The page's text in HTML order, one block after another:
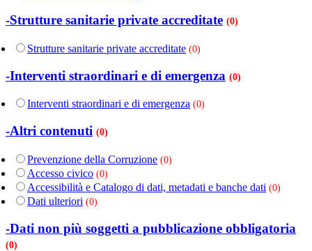
-Strutture sanitarie private accreditate (0)
Strutture sanitarie private accreditate (0)
-Interventi straordinari e di emergenza (0)
Interventi straordinari e di emergenza (0)
-Altri contenuti (0)
Prevenzione della Corruzione (0)
Accesso civico (0)
Accessibilità e Catalogo di dati, metadati e banche dati (0)
Dati ulteriori (0)
-Dati non più soggetti a pubblicazione obbligatoria
(0)